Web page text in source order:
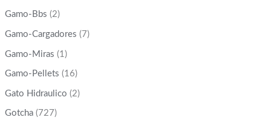
Gamo-Bbs (2)
Gamo-Cargadores (7)
Gamo-Miras (1)
Gamo-Pellets (16)
Gato Hidraulico (2)
Gotcha (727)